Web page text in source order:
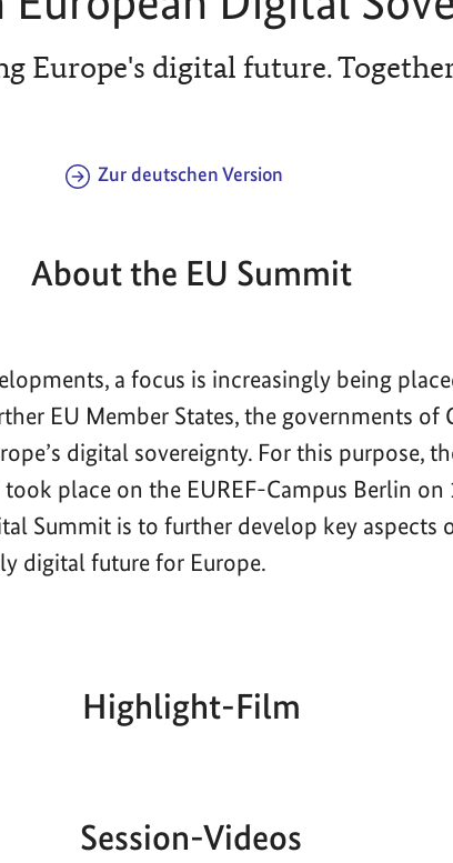
Europe's digital future.
Zur deutschen Version
About the EU Summit
a focus is increasingly being
EU Member States, the governments of
digital sovereignty. For this purpose,
place on the EUREF-Campus Berlin on
Summit is to further develop key aspects
digital future for Europe.
Highlight-Film
Aktueller
00:00|Gesamtlaufzeit
00:00
Session-Videos